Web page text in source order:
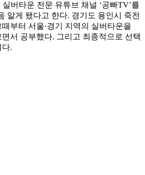
버타운 전문 유튜브 채널 ‘공빠TV’를
알게 됐다고 한다. 경기도 용인시 죽전
부터 서울·경기 지역의 실버타운을
서 공부했다. 그리고 최종적으로 선택
다.